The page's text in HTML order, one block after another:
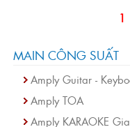
1
MAIN CÔNG SUẤT
Amply Guitar -
Amply TOA
Amply KARAOKE